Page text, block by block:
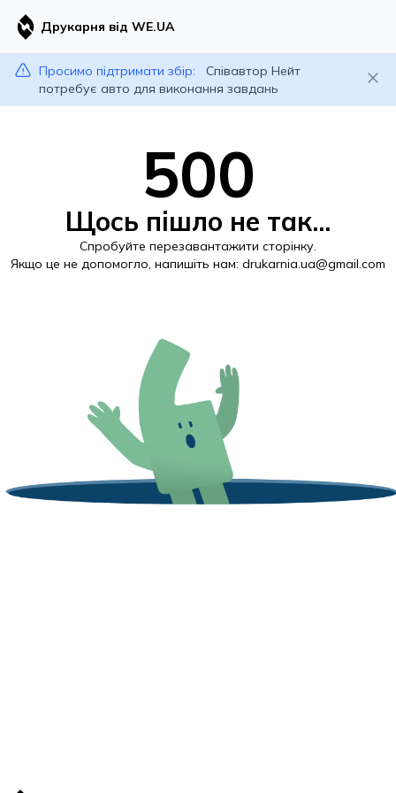
Друкарня від WE.UA
Просимо підтримати збір:
Співавтор Нейт
потребує авто для виконання завдань
500
Щось пішло не так...
Спробуйте перезавантажити сторінку.
Якщо це не допомогло, напишіть нам: drukarnia.ua@gmail.com